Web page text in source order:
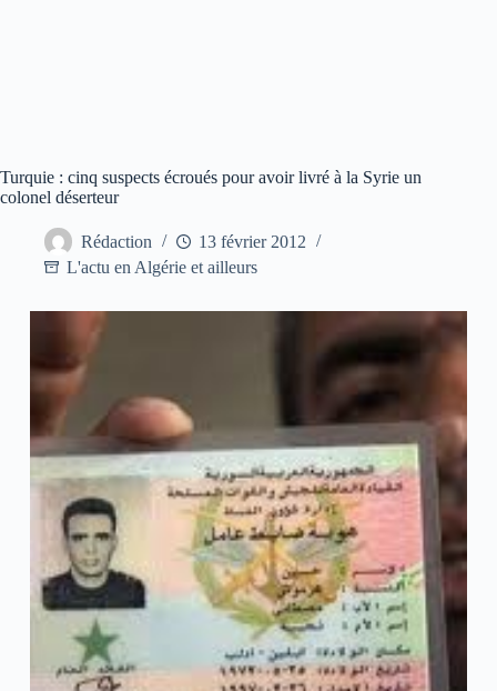
Turquie : cinq suspects écroués pour avoir livré à la Syrie un
colonel déserteur
Rédaction
13 février 2012
L'actu en Algérie et ailleurs